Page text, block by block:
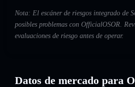
Nota: El escáner de riesgos integrado de
posibles problemas con OfficialOSOR.
evaluaciones de riesgo antes de operar.
Datos de mercado para